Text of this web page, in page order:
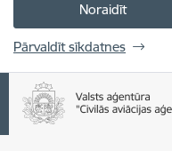
Noraidīt
Pārvaldīt sīkdatnes